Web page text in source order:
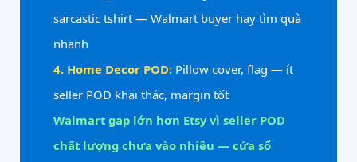
sarcastic tshirt — Walmart buyer hay tìm quà
nhanh
4. Home Decor POD: Pillow cover, flag — ít
seller POD khai thác, margin tốt
Walmart gap lớn hơn Etsy vì seller POD
chất lượng chưa vào nhiều — cửa sổ